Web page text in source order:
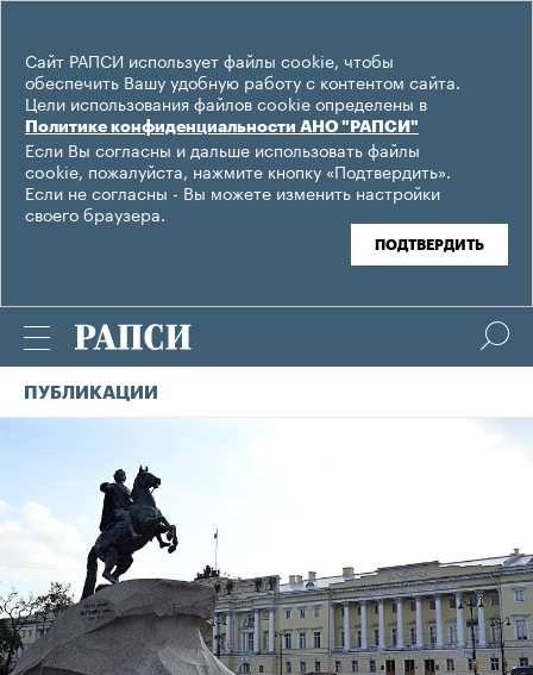
Сайт РАПСИ использует файлы cookie, чтобы
обеспечить Вашу удобную работу с контентом сайта.
Цели использования файлов cookie определены в
Политике конфиденциальности АНО "РАПСИ"
Если Вы согласны и дальше использовать файлы
cookie, пожалуйста, нажмите кнопку «Подтвердить».
Если не согласны - Вы можете изменить настройки
своего браузера.
ПОДТВЕРДИТЬ
ПУБЛИКАЦИИ